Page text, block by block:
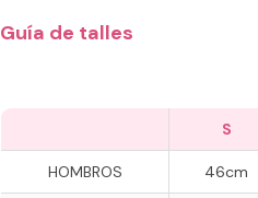
Guía de talles
S
HOMBROS 46cm